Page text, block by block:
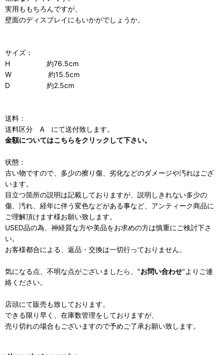
実用ももちろんですが、
壁面のディスプレイにもいかがでしょうか。
サイズ：
H 約76.5cm
W 約15.5cm
D 約2.5cm
送料：
送料区分 A にて送付致します。
金額についてはこちらをクリックして下さい。
状態：
古い物ですので、多少の擦り傷、劣化などのダメージや汚れはござ
います。
目立つ箇所の説明は記載しておりますが、説明しきれない多少の
傷、汚れ、経年に伴う変色などがある事など、アンティーク商品に
ご理解頂けます様お願い致します。
USED品の為、神経質な方や美品をお求めの方は慎重にご検討下さ
い。
お客様都合による、返品・交換は一切行っておりません。
気になる点、不明な点がございましたら、"お問い合わせ"よりご連
絡ください。
店頭にて販売も致しております。
できる限り早く、在庫数管理をしておりますが、
売り切れの場合もございますので予めご了承お願い致します。